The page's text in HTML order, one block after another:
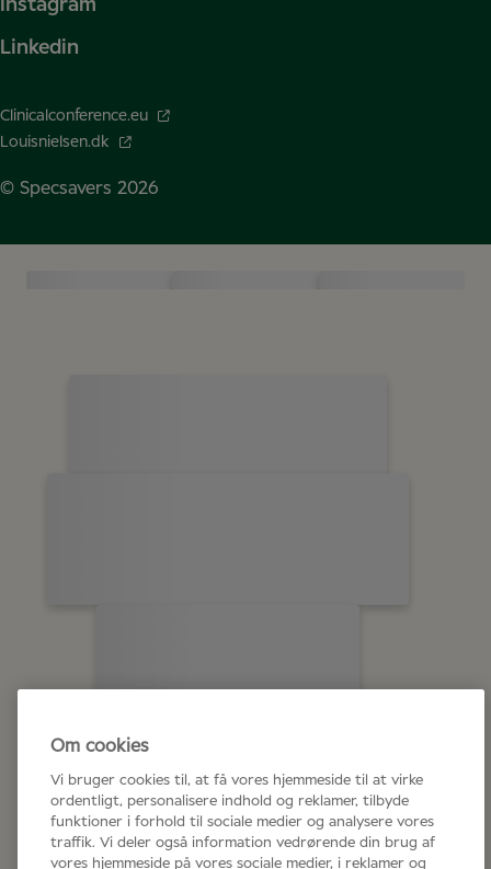
Instagram
Linkedin
Clinicalconference.eu
Louisnielsen.dk
© Specsavers 2026
Om cookies
Vi bruger cookies til, at få vores hjemmeside til at virke
ordentligt, personalisere indhold og reklamer, tilbyde
funktioner i forhold til sociale medier og analysere vores
traffik. Vi deler også information vedrørende din brug af
vores hjemmeside på vores sociale medier, i reklamer og